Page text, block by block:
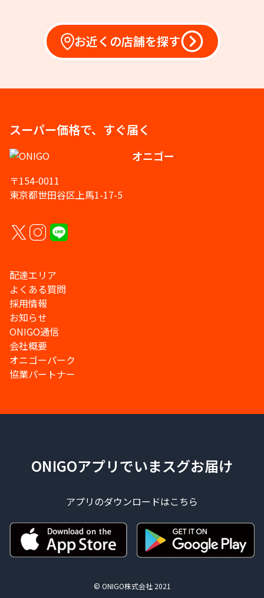
お近くの店舗を探す
スーパー価格で、すぐ届く
オニゴー
〒154-0011
東京都世田谷区上馬1-17-5
配達エリア
よくある質問
採用情報
お知らせ
ONIGO通信
会社概要
オニゴーパーク
協業パートナー
ONIGOアプリでいまスグお届け
アプリのダウンロードはこちら
© ONIGO株式会社 2021